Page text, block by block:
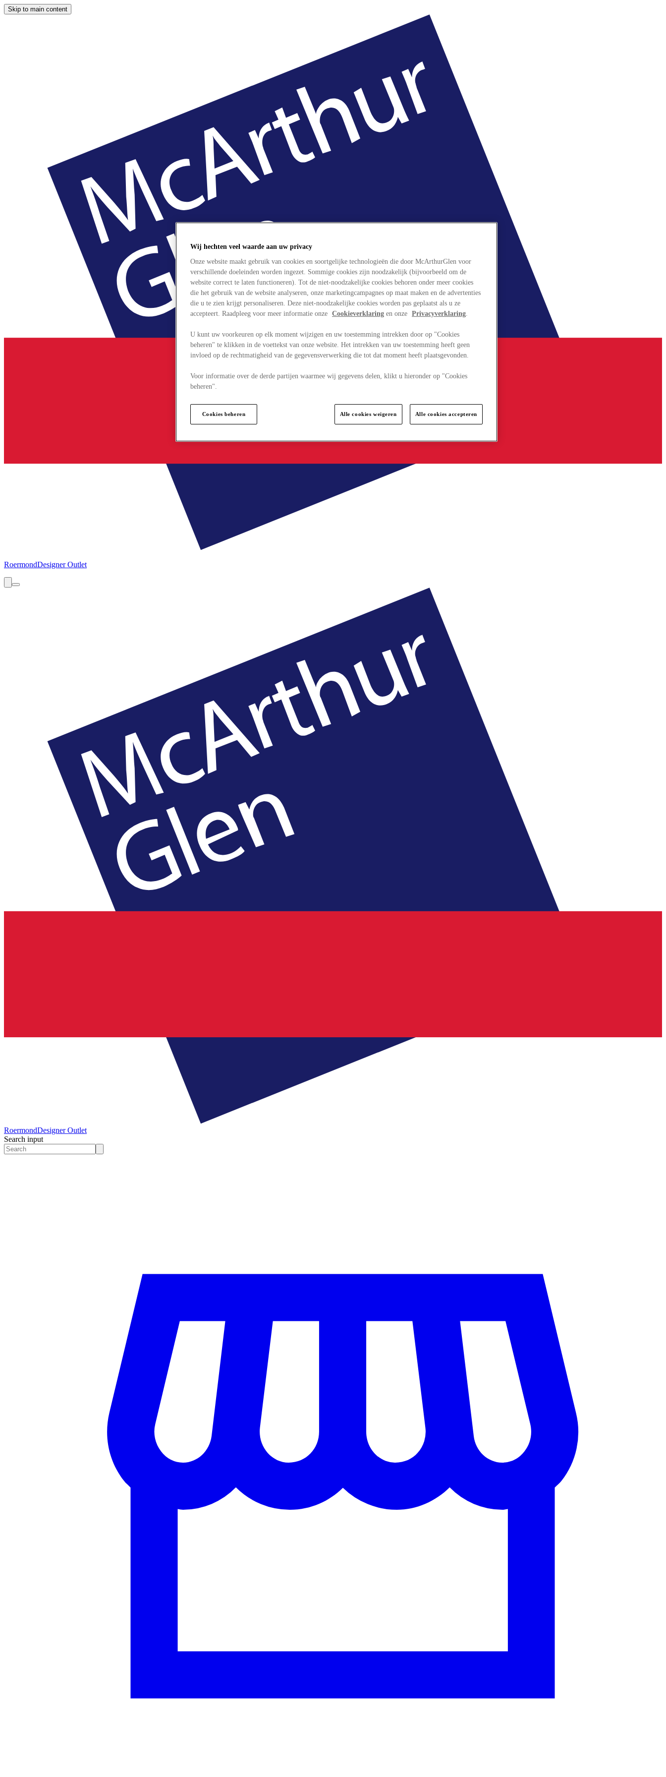
Skip to main content
RoermondDesigner Outlet
RoermondDesigner Outlet
Search input
Wij hechten veel waarde aan uw privacy
Onze website maakt gebruik van cookies en soortgelijke technologieën die door McArthurGlen voor
verschillende doeleinden worden ingezet. Sommige cookies zijn noodzakelijk (bijvoorbeeld om de
website correct te laten functioneren). Tot de niet-noodzakelijke cookies behoren onder meer cookies
die het gebruik van de website analyseren, onze marketingcampagnes op maat maken en de advertenties
die u te zien krijgt personaliseren. Deze niet-noodzakelijke cookies worden pas geplaatst als u ze
accepteert. Raadpleeg voor meer informatie onze Cookieverklaring en onze Privacyverklaring.
U kunt uw voorkeuren op elk moment wijzigen en uw toestemming intrekken door op "Cookies
beheren" te klikken in de voettekst van onze website. Het intrekken van uw toestemming heeft geen
invloed op de rechtmatigheid van de gegevensverwerking die tot dat moment heeft plaatsgevonden.
Voor informatie over de derde partijen waarmee wij gegevens delen, klikt u hieronder op "Cookies
beheren".
Cookies beheren Alle cookies weigeren Alle cookies accepteren